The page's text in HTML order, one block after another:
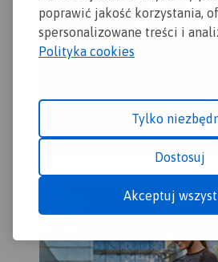
poprawić jakość korzystania,
spersonalizowane treści i
Polityka cookies
Tylko
Dostosuj
Akceptuj